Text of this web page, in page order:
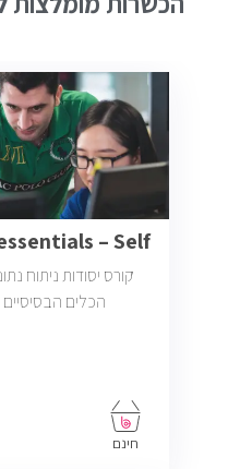
– Self
קורס יסודות ניתוח
הכלים
חינם